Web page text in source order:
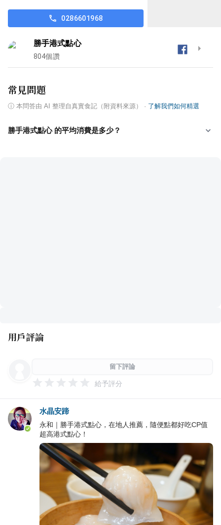
0286601968
勝手港式點心
804個讚
常見問題
ⓘ 本問答由 AI 整理自真實食記（附資料來源） · 了解我們如何精選
勝手港式點心 的平均消費是多少？
用戶評論
留下評論
給予評分
水晶安蹄
永和｜勝手港式點心，在地人推薦，隨便點都好吃CP值
超高港式點心！